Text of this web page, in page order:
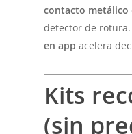
contacto metálico
detector de
en app acelera
Kits
(sin